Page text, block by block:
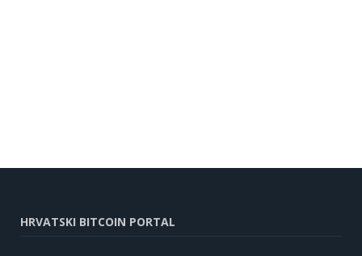
HRVATSKI BITCOIN PORTAL